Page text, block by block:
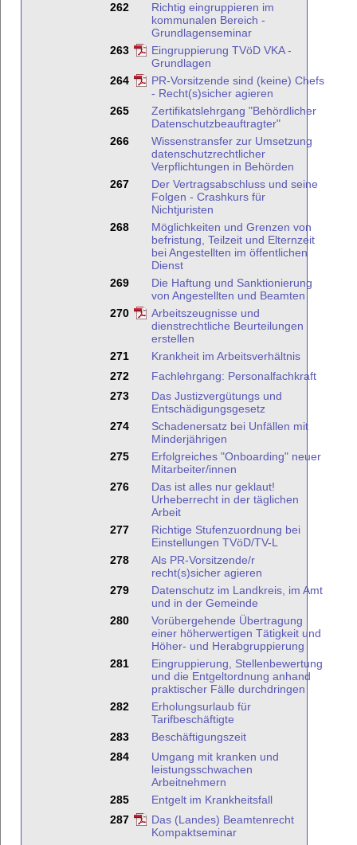
262
Richtig eingruppieren im
kommunalen Bereich -
Grundlagenseminar
263
Eingruppierung TVöD VKA -
Grundlagen
264
PR-Vorsitzende sind (keine) Chefs
- Recht(s)sicher agieren
265
Zertifikatslehrgang "Behördlicher
Datenschutzbeauftragter"
266
Wissenstransfer zur Umsetzung
datenschutzrechtlicher
Verpflichtungen in Behörden
267
Der Vertragsabschluss und seine
Folgen - Crashkurs für
Nichtjuristen
268
Möglichkeiten und Grenzen von
befristung, Teilzeit und Elternzeit
bei Angestellten im öffentlichen
Dienst
269
Die Haftung und Sanktionierung
von Angestellten und Beamten
270
Arbeitszeugnisse und
dienstrechtliche Beurteilungen
erstellen
271
Krankheit im Arbeitsverhältnis
272
Fachlehrgang: Personalfachkraft
273
Das Justizvergütungs und
Entschädigungsgesetz
274
Schadenersatz bei Unfällen mit
Minderjährigen
275
Erfolgreiches "Onboarding" neuer
Mitarbeiter/innen
276
Das ist alles nur geklaut!
Urheberrecht in der täglichen
Arbeit
277
Richtige Stufenzuordnung bei
Einstellungen TVöD/TV-L
278
Als PR-Vorsitzende/r
recht(s)sicher agieren
279
Datenschutz im Landkreis, im Amt
und in der Gemeinde
280
Vorübergehende Übertragung
einer höherwertigen Tätigkeit und
Höher- und Herabgruppierung
281
Eingruppierung, Stellenbewertung
und die Entgeltordnung anhand
praktischer Fälle durchdringen
282
Erholungsurlaub für
Tarifbeschäftigte
283
Beschäftigungszeit
284
Umgang mit kranken und
leistungsschwachen
Arbeitnehmern
285
Entgelt im Krankheitsfall
287
Das (Landes) Beamtenrecht
Kompaktseminar